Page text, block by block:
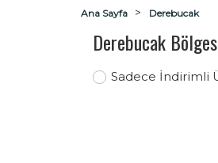
Ana Sayfa Derebucak
Derebucak
Sadece İndirimli